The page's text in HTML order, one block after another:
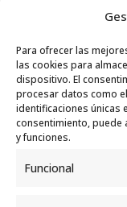
Para ofrecer las
las cookies para
dispositivo. El
procesar datos como
identificaciones únicas
consentimiento, puede
y funciones.
Funcional
Garelli-
marco del
Internacional